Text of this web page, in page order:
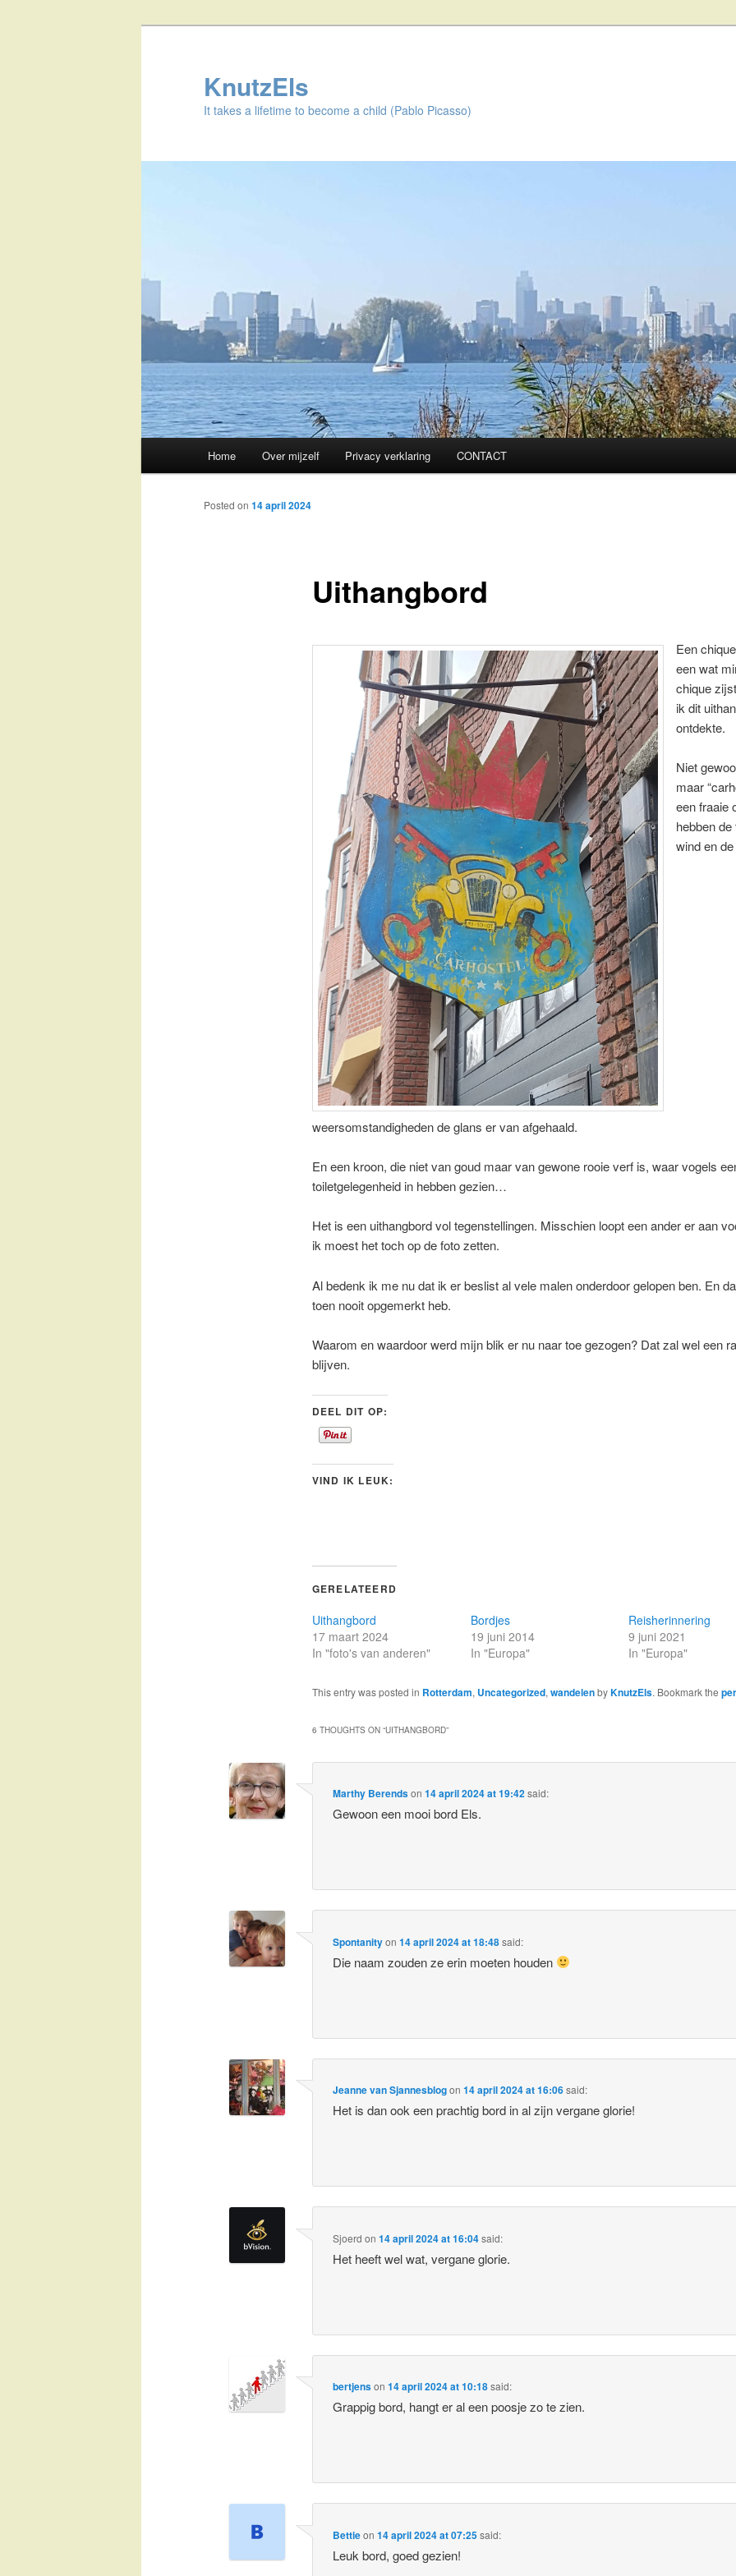
KnutzEls
It takes a lifetime to become a child (Pablo Picasso)
Skip
to
Home Over mijzelf Privacy verklaring CONTACT
Uithangbord
Posted on 14 april 2024
Een
een wat
chique
ik dit
ontdekte.
Niet
maar
een fraaie
hebben
wind en de
weersomstandigheden de glans er van afgehaald.
En een kroon, die niet van goud maar van gewone rooie verf is, waar vogels
toiletgelegenheid in hebben gezien…
Het is een uithangbord vol tegenstellingen. Misschien loopt een ander er aan
ik moest het toch op de foto zetten.
Al bedenk ik me nu dat ik er beslist al vele malen onderdoor gelopen ben. En
toen nooit opgemerkt heb.
Waarom en waardoor werd mijn blik er nu naar toe gezogen? Dat zal wel een
blijven.
DEEL DIT OP:
VIND IK LEUK:
GERELATEERD
Uithangbord
17 maart 2024
In "foto's van anderen"
Bordjes
19 juni 2014
In "Europa"
Reisherinnering
9 juni 2021
In "Europa"
This entry was posted in Rotterdam, Uncategorized, wandelenbyKnutzEls. Bookmark the
6 THOUGHTS ON “UITHANGBORD”
Marthy Berendson14 april 2024 at 19:42said:
Gewoon een mooi bord Els.
Spontanityon14 april 2024 at 18:48said:
Die naam zouden ze erin moeten houden
Jeanne van Sjannesblogon14 april 2024 at 16:06said:
Het is dan ook een prachtig bord in al zijn vergane glorie!
Sjoerd on14 april 2024 at 16:04said:
Het heeft wel wat, vergane glorie.
bertjenson14 april 2024 at 10:18said:
Grappig bord, hangt er al een poosje zo te zien.
Bettieon14 april 2024 at 07:25said:
Leuk bord, goed gezien!